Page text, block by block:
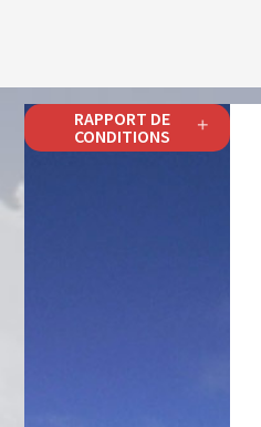
RAPPORT DE
CONDITIONS